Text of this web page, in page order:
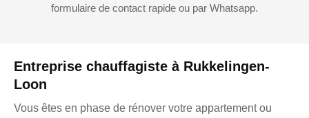
Entreprise chauffagiste à Rukkelingen-
Loon
Vous êtes en phase de rénover votre appartement ou
formulaire de contact rapide ou par Whatsapp.